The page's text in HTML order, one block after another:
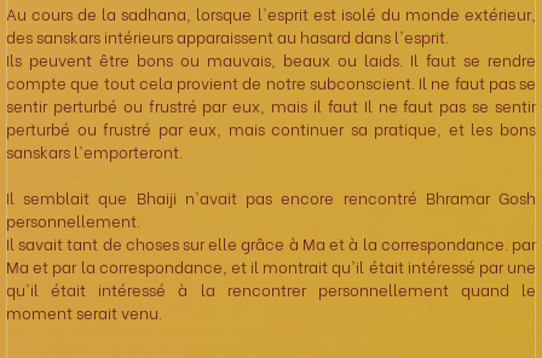
Au cours de la sadhana, lorsque l'esprit est isolé du monde extérieur,
des sanskars intérieurs apparaissent au hasard dans l'esprit.
Ils peuvent être bons ou mauvais, beaux ou laids. Il faut se rendre
compte que tout cela provient de notre subconscient. Il ne faut pas se
sentir perturbé ou frustré par eux, mais il faut Il ne faut pas se sentir
perturbé ou frustré par eux, mais continuer sa pratique, et les bons
sanskars l'emporteront.
Il semblait que Bhaiji n'avait pas encore rencontré Bhramar Gosh
personnellement.
Il savait tant de choses sur elle grâce à Ma et à la correspondance. par
Ma et par la correspondance, et il montrait qu'il était intéressé par une
qu'il était intéressé à la rencontrer personnellement quand le
moment serait venu.